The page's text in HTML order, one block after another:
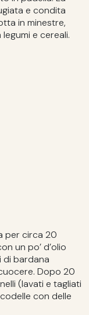
e condita
in minestre,
e cereali.
per circa 20
un po’ d’olio
di bardana
Dopo 20
(lavati e tagliati
con delle